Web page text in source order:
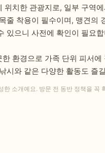
위치한 관광지로, 일부 구역
줄 착용이 필수이며, 맹견의
있으니 사전에 확인이 필요
환경으로 가족 단위 피서
시와 같은 다양한 활동도 즐
한 소개예요. 방문 전 동반 정책을 꼭